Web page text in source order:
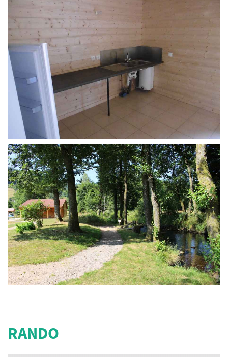
RANDO